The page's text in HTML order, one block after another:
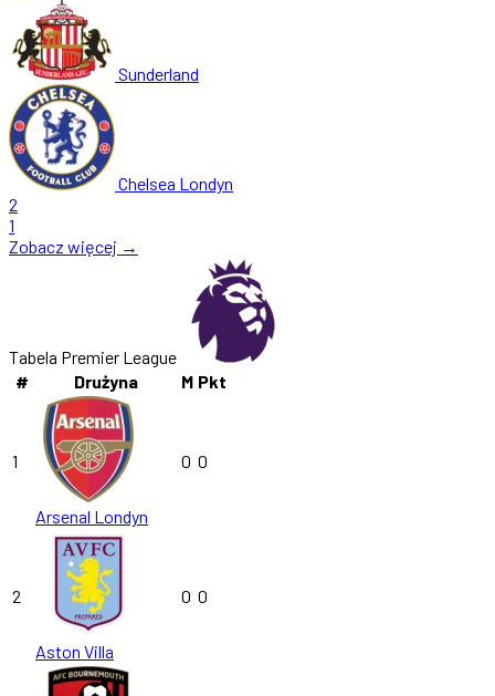
Sunderland
Chelsea Londyn
2
1
Zobacz więcej →
Tabela Premier League
#
Drużyna M Pkt
1
Arsenal Londyn
0 0
2
Aston Villa
0 0